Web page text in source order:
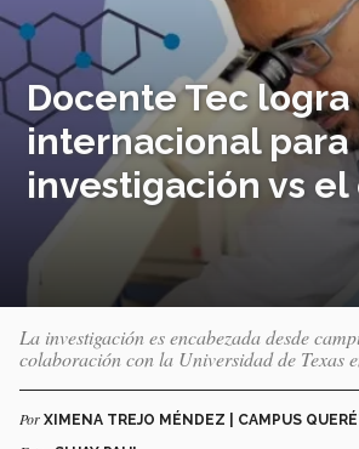
Docente Tec
internacional para
investigación vs
La investigación es encabezada desde
colaboración con la Universidad de Texas
Por XIMENA TREJO MÉNDEZ | CAMPUS